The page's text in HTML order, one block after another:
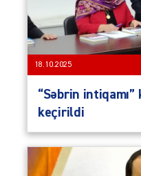
18.10.2025
“Səbrin intiqamı”
keçirildi